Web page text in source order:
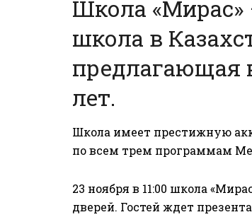
Школа «Мирас»
школа в
предлагающая
лет.
Школа имеет престижную
по всем трем программам
23 ноября в 11:00 школа
дверей. Гостей ждет